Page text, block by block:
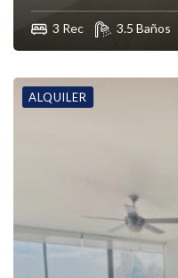
3 Rec 3.5 Baños
ALQUILER